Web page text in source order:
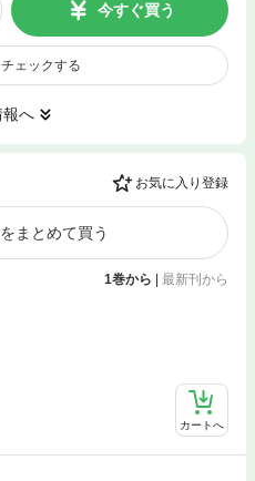
今すぐ買う
ェックする
報へ
お気に入り登録
まとめて買う
1巻から 最新刊から
カートへ